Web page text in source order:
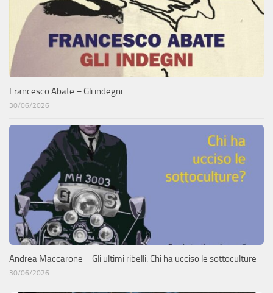
Francesco Abate – Gli indegni
30/06/2026
Andrea Maccarone – Gli ultimi ribelli. Chi ha ucciso le sottoculture
30/06/2026